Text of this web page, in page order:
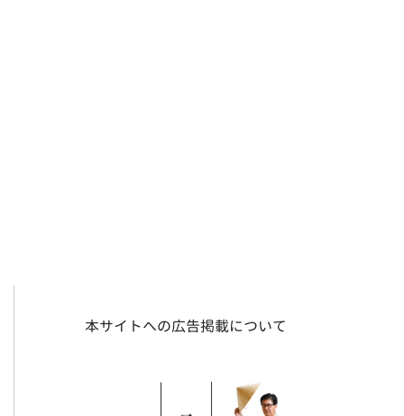
本サイトへの広告掲載について